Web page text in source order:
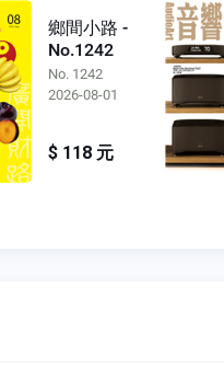
鄉間小路 -
No.1242
No. 1242
2026-08-01
$ 118 元